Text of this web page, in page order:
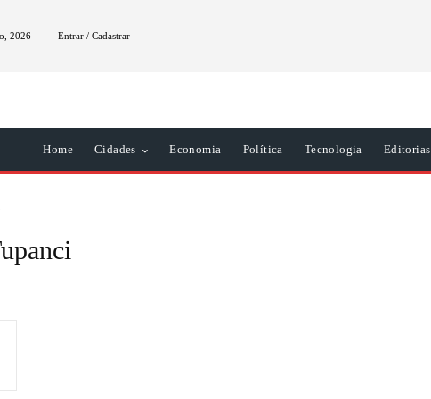
2026 Entrar / Cadastrar
Home Cidades Economia Política Tecnologia Editorias